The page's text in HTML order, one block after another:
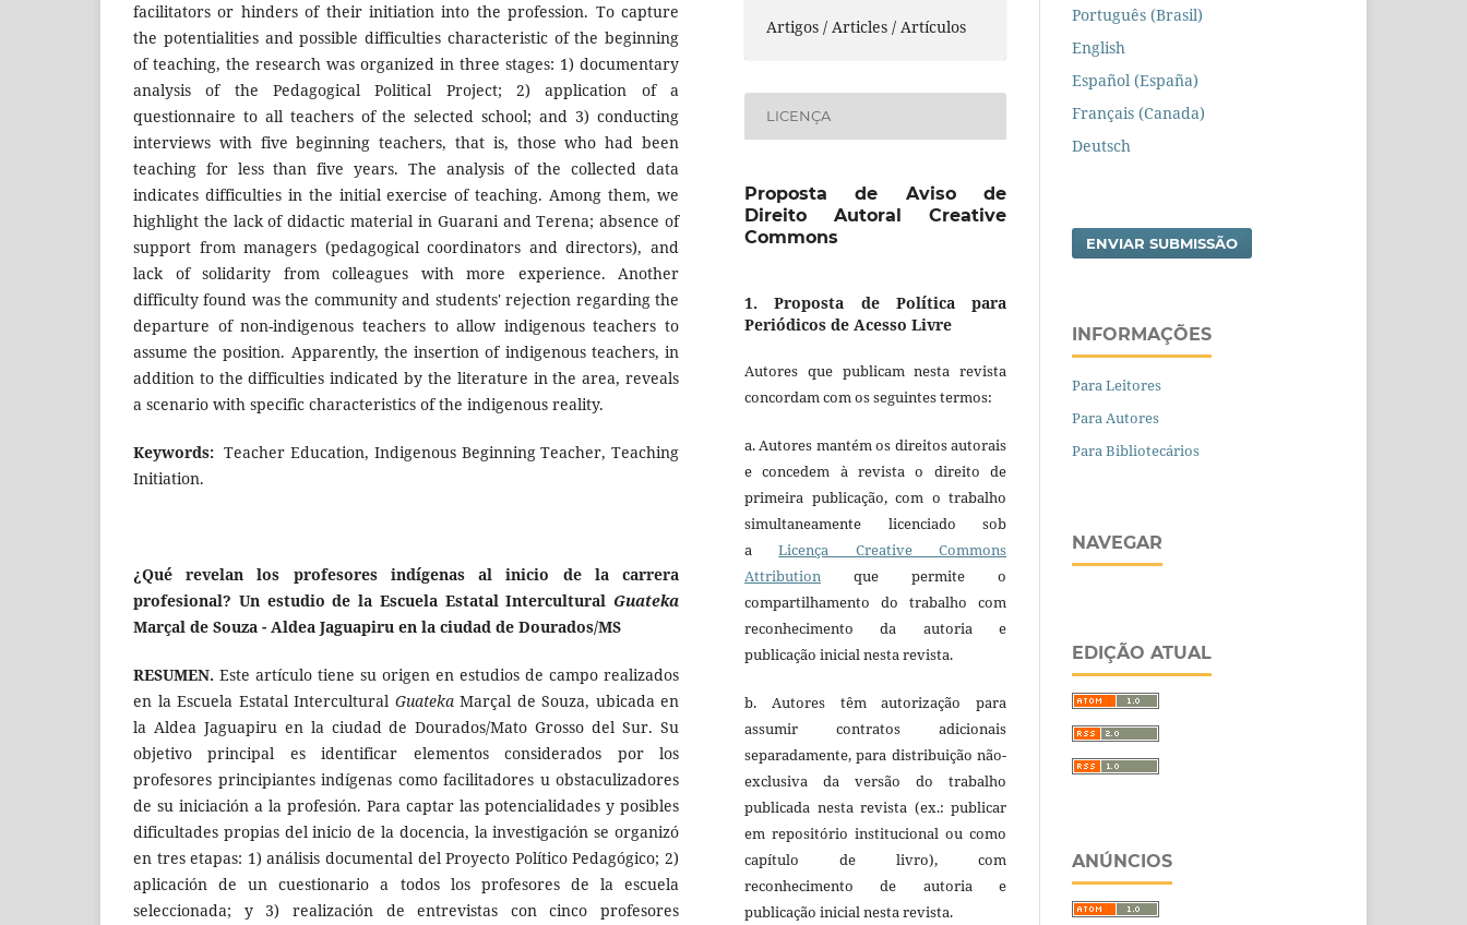
facilitators or hinders of their initiation into the profession. To capture
the potentialities and possible difficulties characteristic of the beginning
of teaching, the research was organized in three stages: 1) documentary
analysis of the Pedagogical Political Project; 2) application of a
questionnaire to all teachers of the selected school; and 3) conducting
interviews with five beginning teachers, that is, those who had been
teaching for less than five years. The analysis of the collected data
indicates difficulties in the initial exercise of teaching. Among them, we
highlight the lack of didactic material in Guarani and Terena; absence of
support from managers (pedagogical coordinators and directors), and
lack of solidarity from colleagues with more experience. Another
difficulty found was the community and students' rejection regarding the
departure of non-indigenous teachers to allow indigenous teachers to
assume the position. Apparently, the insertion of indigenous teachers, in
addition to the difficulties indicated by the literature in the area, reveals
a scenario with specific characteristics of the indigenous reality.
Keywords:Teacher Education, Indigenous Beginning Teacher, Teaching
Initiation.
¿Qué revelan los profesores indígenas al inicio de la carrera
profesional? Un estudio de la Escuela Estatal Intercultural Guateka
Marçal de Souza - Aldea Jaguapiru en la ciudad de Dourados/MS
RESUMEN. Este artículo tiene su origen en estudios de campo realizados
en la Escuela Estatal Intercultural GuatekaMarçal de Souza, ubicada en
la Aldea Jaguapiru en la ciudad de Dourados/Mato Grosso del Sur. Su
objetivo principal es identificar elementos considerados por los
profesores principiantes indígenas como facilitadores u obstaculizadores
de su iniciación a la profesión. Para captar las potencialidades y posibles
dificultades propias del inicio de la docencia, la investigación se organizó
en tres etapas: 1) análisis documental del Proyecto Político Pedagógico; 2)
aplicación de un cuestionario a todos los profesores de la escuela
seleccionada; y 3) realización de entrevistas con cinco profesores
Artigos / Articles / Artículos
LICENÇA
Proposta de Aviso de
Direito Autoral Creative
Commons
1. Proposta de Política para
Periódicos de Acesso Livre
Autores que publicam nesta revista
concordam com os seguintes termos:
a. Autores mantém os direitos autorais
e concedem à revista o direito de
primeira publicação, com o trabalho
simultaneamente licenciado sob
aLicença Creative Commons
Attribution que permite o
compartilhamento do trabalho com
reconhecimento da autoria e
publicação inicial nesta revista.
b. Autores têm autorização para
assumir contratos adicionais
separadamente, para distribuição não-
exclusiva da versão do trabalho
publicada nesta revista (ex.: publicar
em repositório institucional ou como
capítulo de livro), com
reconhecimento de autoria e
publicação inicial nesta revista.
Português (Brasil)
English
Español (España)
Français (Canada)
Deutsch
ENVIAR SUBMISSÃO
INFORMAÇÕES
Para Leitores
Para Autores
Para Bibliotecários
NAVEGAR
EDIÇÃO ATUAL
ANÚNCIOS